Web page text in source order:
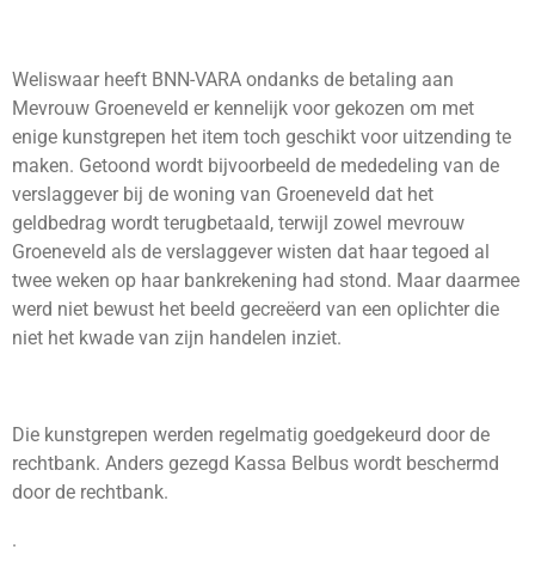
Weliswaar heeft BNN-VARA ondanks de betaling aan
Mevrouw Groeneveld er kennelijk voor gekozen om met
enige kunstgrepen het item toch geschikt voor uitzending te
maken. Getoond wordt bijvoorbeeld de mededeling van de
verslaggever bij de woning van Groeneveld dat het
geldbedrag wordt terugbetaald, terwijl zowel mevrouw
Groeneveld als de verslaggever wisten dat haar tegoed al
twee weken op haar bankrekening had stond. Maar daarmee
werd niet bewust het beeld gecreëerd van een oplichter die
niet het kwade van zijn handelen inziet.
Die kunstgrepen werden regelmatig goedgekeurd door de
rechtbank. Anders gezegd Kassa Belbus wordt beschermd
door de rechtbank.
.